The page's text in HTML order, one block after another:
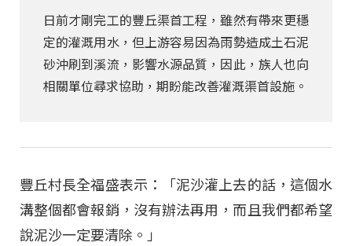
日前才剛完工的豐丘渠首工程，雖然有帶來更穩
定的灌溉用水，但上游容易因為雨勢造成土石泥
砂沖刷到溪流，影響水源品質，因此，族人也向
相關單位尋求協助，期盼能改善灌溉渠首設施。
豐丘村長全福盛表示：「泥沙灌上去的話，這個水
溝整個都會報銷，沒有辦法再用，而且我們都希望
說泥沙一定要清除。」